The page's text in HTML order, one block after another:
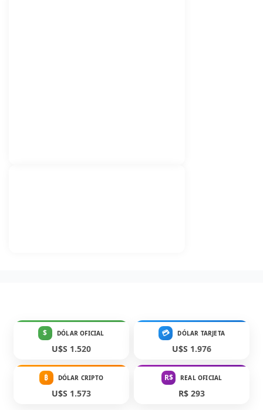
$ DÓLAR OFICIAL
U$S 1.520
💳 DÓLAR TARJETA
U$S 1.976
₿ DÓLAR CRIPTO
U$S 1.573
R$ REAL OFICIAL
R$ 293